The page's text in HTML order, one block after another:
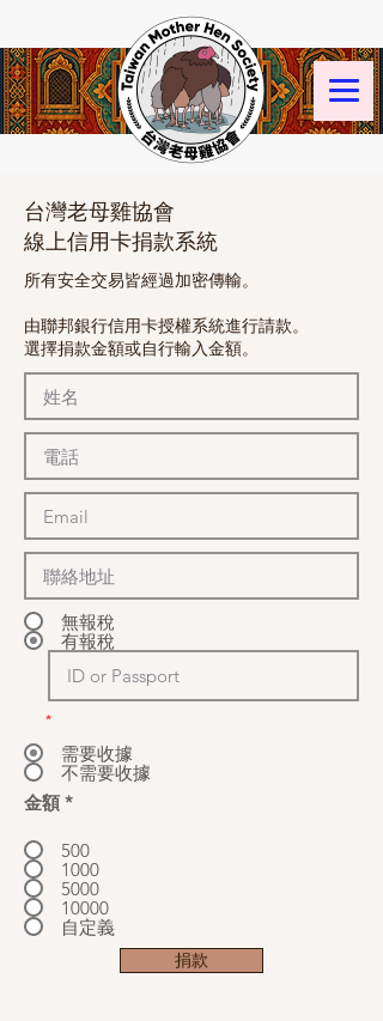
台灣老母雞協會
線上信用卡捐款系統
所有安全交易皆經過加密傳輸。
由聯邦銀行信用卡授權系統進行請款。
選擇捐款金額或自行輸入金額。
無報稅
有報稅
*
需要收據
不需要收據
金額 *
500
1000
5000
10000
自定義
捐款